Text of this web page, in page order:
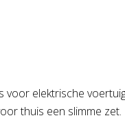
elektrische
thuis een slimme